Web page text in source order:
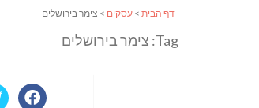
דף הבית > עסקים > צימר בירושלים
Tag: צימר בירושלים